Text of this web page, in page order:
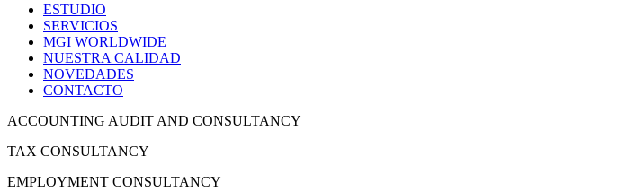
ESTUDIO
SERVICIOS
MGI WORLDWIDE
NUESTRA CALIDAD
NOVEDADES
CONTACTO
ACCOUNTING AUDIT AND CONSULTANCY
TAX CONSULTANCY
EMPLOYMENT CONSULTANCY